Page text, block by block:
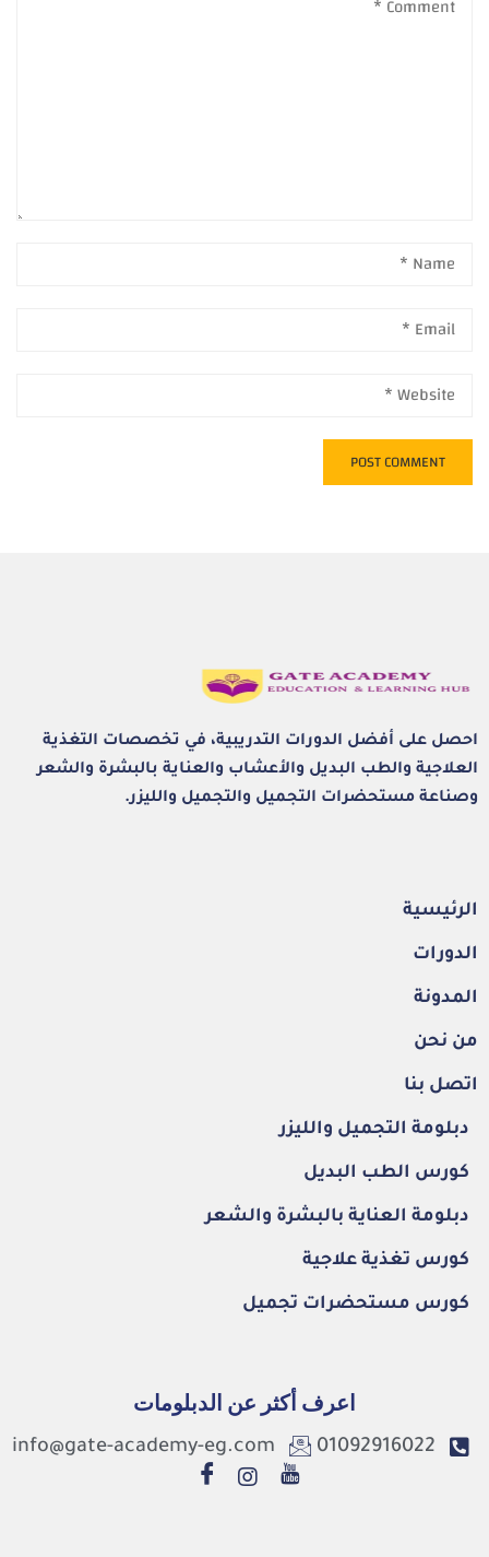
احصل على أفضل الدورات التدريبية، في تخصصات التغذية
العلاجية والطب البديل والأعشاب والعناية بالبشرة والشعر
وصناعة مستحضرات التجميل والتجميل والليزر.
الرئيسية
الدورات
المدونة
من نحن
اتصل بنا
دبلومة التجميل والليزر
كورس الطب البديل
دبلومة العناية بالبشرة والشعر
كورس تغذية علاجية
كورس مستحضرات تجميل
اعرف أكثر عن الدبلومات
01092916022
info@gate-academy-eg.com